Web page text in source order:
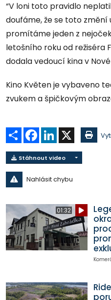
“V loni toto pravidlo
doufáme, že se toto změní
promítáme jeden z
letošního roku od režiséra
dodala vedoucí kina v
Kino Květen je vybaveno
zvukem a špičkovým
Sdílet Facebook
LinkedIn
Stáhnout video
Nahlásit chybu
01:32